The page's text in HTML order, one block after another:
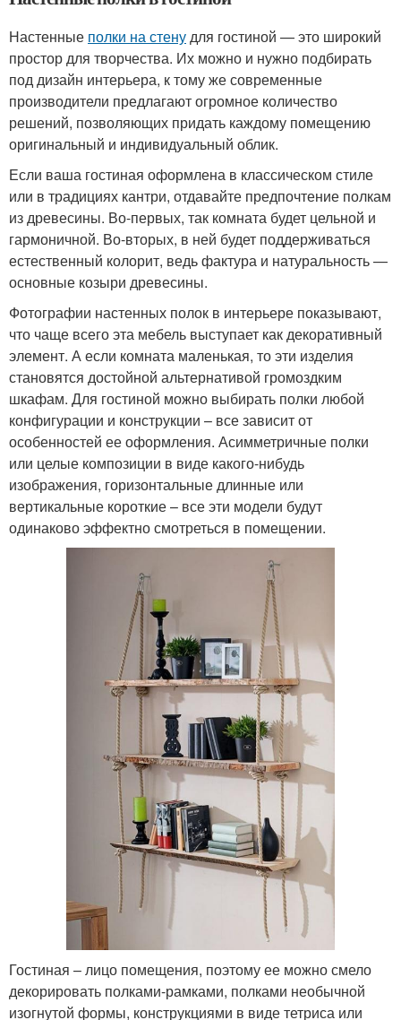
Настенные полки на стенудля гостиной — это широкий
простор для творчества. Их можно и нужно подбирать
под дизайн интерьера, к тому же современные
производители предлагают огромное количество
решений, позволяющих придать каждому помещению
оригинальный и индивидуальный облик.
Если ваша гостиная оформлена в классическом стиле
или в традициях кантри, отдавайте предпочтение полкам
из древесины. Во-первых, так комната будет цельной и
гармоничной. Во-вторых, в ней будет поддерживаться
естественный колорит, ведь фактура и натуральность —
основные козыри древесины.
Фотографии настенных полок в интерьере показывают,
что чаще всего эта мебель выступает как декоративный
элемент. А если комната маленькая, то эти изделия
становятся достойной альтернативой громоздким
шкафам. Для гостиной можно выбирать полки любой
конфигурации и конструкции – все зависит от
особенностей ее оформления. Асимметричные полки
или целые композиции в виде какого-нибудь
изображения, горизонтальные длинные или
вертикальные короткие – все эти модели будут
одинаково эффектно смотреться в помещении.
Гостиная – лицо помещения, поэтому ее можно смело
декорировать полками-рамками, полками необычной
изогнутой формы, конструкциями в виде тетриса или